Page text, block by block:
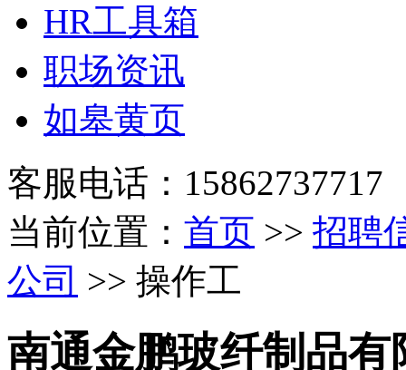
HR工具箱
职场资讯
如皋黄页
客服电话：15862737717
当前位置： 首页 >> 招聘
公司 >> 操作工
南通金鹏玻纤制品有